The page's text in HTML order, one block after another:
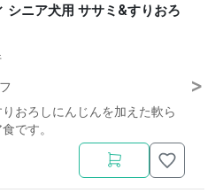
シニア犬用 ササミ&すりおろ
おろしにんじんを加えた軟ら
です。